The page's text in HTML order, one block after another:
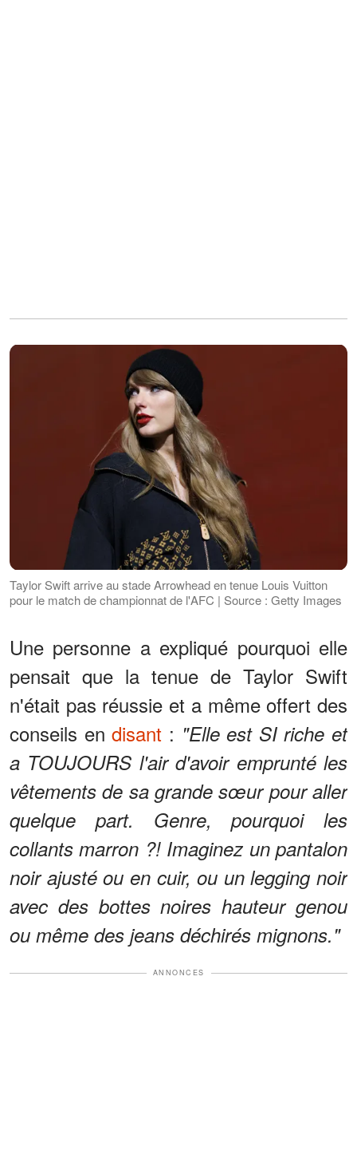
Taylor Swift arrive au stade Arrowhead en tenue Louis Vuitton
pour le match de championnat de l'AFC | Source : Getty Images
Une personne a expliqué pourquoi elle
pensait que la tenue de Taylor Swift
n'était pas réussie et a même offert des
conseils endisant : "Elle est SI riche et
a TOUJOURS l'air d'avoir emprunté les
vêtements de sa grande sœur pour aller
quelque part. Genre, pourquoi les
collants marron ?! Imaginez un pantalon
noir ajusté ou en cuir, ou un legging noir
avec des bottes noires hauteur genou
ou même des jeans déchirés mignons."
ANNONCES